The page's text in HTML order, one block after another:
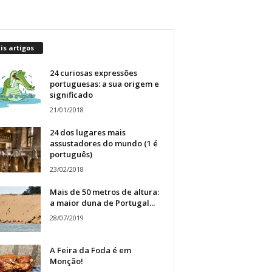
artigos
24 curiosas expressões
portuguesas: a sua origem e
significado
21/01/2018
24 dos lugares mais
assustadores do mundo (1 é
português)
23/02/2018
Mais de 50 metros de altura:
a maior duna de Portugal...
28/07/2019
A Feira da Foda é em
Monção!